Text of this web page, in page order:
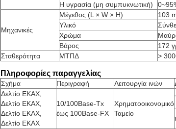
Η υγρασία (μη συμπυκνωτική)
Μηχανικές
Μέγεθος (L × W × H)
103
Υλικό
Χρώμα
Βάρος
172
Σταθερότητα
ΜΤΠΔ >
Πληροφορίες παραγγελίας
Σχήμα Περιγραφή Λειτουργία ινών
Δελτίο ΕΚΑΧ,
Δελτίο ΕΚΑΧ,
Δελτίο ΕΚΑΧ,
Δελτίο ΕΚΑΧ
10/100Base-Tx
έως 100Base-FX
Χρηματοοικονομικό
Ταμείο